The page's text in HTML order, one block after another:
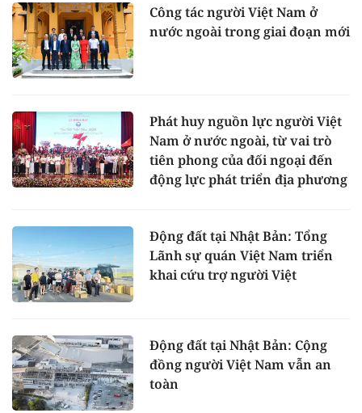
Công tác người Việt Nam ở
nước ngoài trong giai đoạn mới
Phát huy nguồn lực người Việt
Nam ở nước ngoài, từ vai trò
tiên phong của đối ngoại đến
động lực phát triển địa phương
Động đất tại Nhật Bản: Tổng
Lãnh sự quán Việt Nam triển
khai cứu trợ người Việt
Động đất tại Nhật Bản: Cộng
đồng người Việt Nam vẫn an
toàn